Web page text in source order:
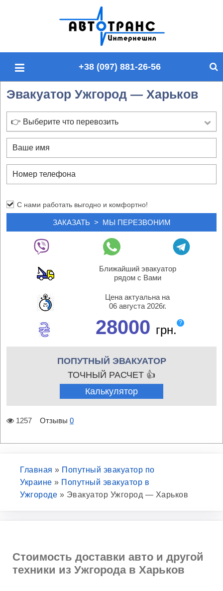
п
о
й
у
+38 (097) 881-26-56
Эвакуатор Ужгород — Харьков
👉 Выберите что перевозить
С нами работать выгодно и комфортно!
Ближайший эвакуатор
рядом с Вами
Цена актуальна на
06 августа 2026г.
28000 грн.
?
ПОПУТНЫЙ ЭВАКУАТОР
ТОЧНЫЙ РАСЧЕТ 👍
Калькулятор
1257 Отзывы 0
Главная » Попутный эвакуатор по
Украине » Попутный эвакуатор в
Ужгороде » Эвакуатор Ужгород — Харьков
Стоимость доставки авто и другой
техники из Ужгорода в Харьков